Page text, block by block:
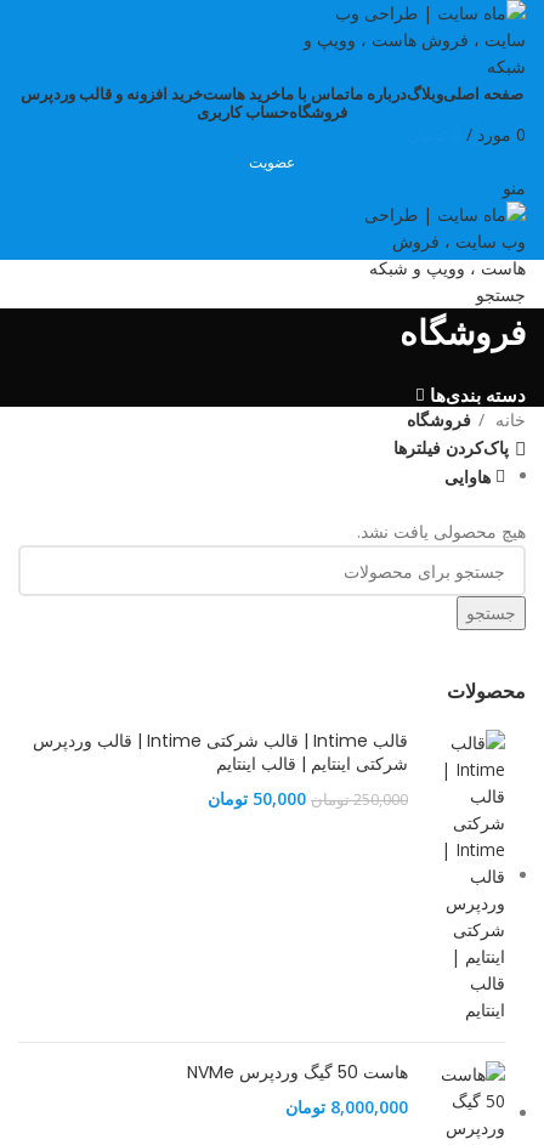
صفحه اصلیوبلاگدرباره ماتماس با ماخرید هاستخرید افزونه و قالب وردپرس
فروشگاهحساب کاربری
0 مورد /
عضویت
منو
جستجو
فروشگاه
دسته بندی‌ها
محصولات
قالب Intime | قالب شرکتی Intime | قالب وردپرس
شرکتی اینتایم | قالب اینتایم
250,000تومان قیمت
50,000 تومان
هاست 50 گیگ وردپرس NVMe
8,000,000 تومان
خانه
فروشگاه
پاک‌کردن فیلترها
هاوایی
هیچ محصولی یافت نشد.
جستجو